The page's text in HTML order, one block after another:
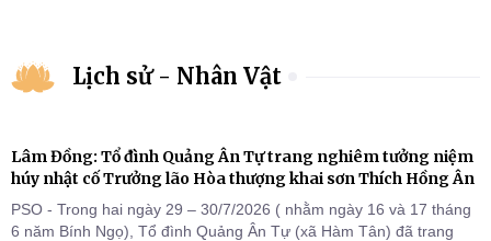
Lịch sử - Nhân Vật
Lâm Đồng: Tổ đình Quảng Ân Tự trang nghiêm tưởng niệm
húy nhật cố Trưởng lão Hòa thượng khai sơn Thích Hồng Ân
PSO - Trong hai ngày 29 – 30/7/2026 ( nhằm ngày 16 và 17 tháng
6 năm Bính Ngọ), Tổ đình Quảng Ân Tự (xã Hàm Tân) đã trang